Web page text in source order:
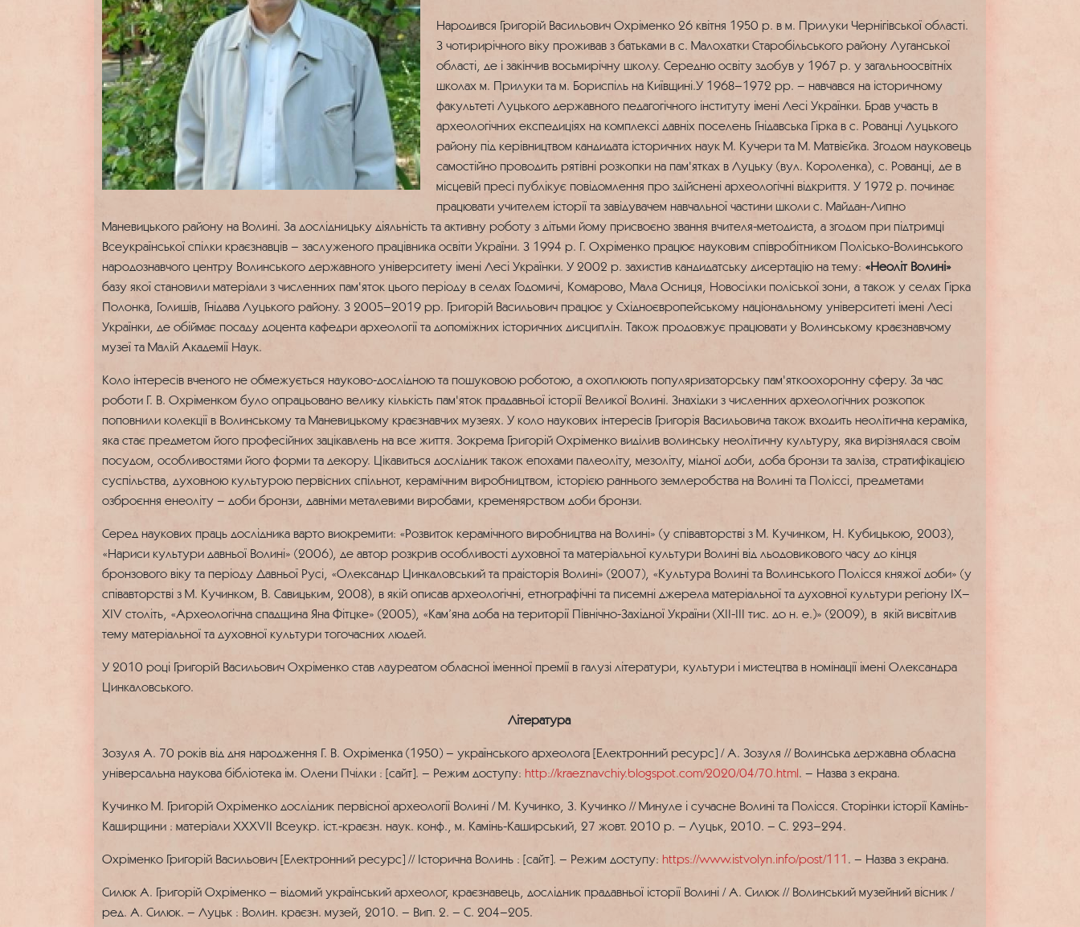
Народився Григорій Васильович Охріменко 26 квітня 1950 р. в м. Прилуки Чернігівської області.
З чотирирічного віку проживав з батьками в с. Малохатки Старобільського району Луганської
області, де і закінчив восьмирічну школу. Середню освіту здобув у 1967 р. у загальноосвітніх
школах м. Прилуки та м. Бориспіль на Київщині.У 1968–1972 рр. – навчався на історичному
факультеті Луцького державного педагогічного інституту імені Лесі Українки. Брав участь в
археологічних експедиціях на комплексі давніх поселень Гнідавська Гірка в с. Рованці Луцького
району під керівництвом кандидата історичних наук М. Кучери та М. Матвієйка. Згодом науковець
самостійно проводить рятівні розкопки на пам'ятках в Луцьку (вул. Короленка), с. Рованці, де в
місцевій пресі публікує повідомлення про здійснені археологічні відкриття. У 1972 р. починає
працювати учителем історії та завідувачем навчальної частини школи с. Майдан-Липно
Маневицького району на Волині. За дослідницьку діяльність та активну роботу з дітьми йому присвоєно звання вчителя-методиста, а згодом при підтримці
Всеукраїнської спілки краєзнавців – заслуженого працівника освіти України. З 1994 р. Г. Охріменко працює науковим співробітником Полісько-Волинського
народознавчого центру Волинського державного університету імені Лесі Українки. У 2002 р. захистив кандидатську дисертацію на тему: «Неоліт Волині»
базу якої становили матеріали з численних пам'яток цього періоду в селах Годомичі, Комарово, Мала Осниця, Новосілки поліської зони, а також у селах Гірка
Полонка, Голишів, Гнідава Луцького району. З 2005–2019 рр. Григорій Васильович працює у Східноєвропейському національному університеті імені Лесі
Українки, де обіймає посаду доцента кафедри археології та допоміжних історичних дисциплін. Також продовжує працювати у Волинському краєзнавчому
музеї та Малій Академії Наук.
Коло інтересів вченого не обмежується науково-дослідною та пошуковою роботою, а охоплюють популяризаторську пам'яткоохоронну сферу. За час
роботи Г. В. Охріменком було опрацьовано велику кількість пам'яток прадавньої історії Великої Волині. Знахідки з численних археологічних розкопок
поповнили колекції в Волинському та Маневицькому краєзнавчих музеях. У коло наукових інтересів Григорія Васильовича також входить неолітична кераміка,
яка стає предметом його професійних зацікавлень на все життя. Зокрема Григорій Охріменко виділив волинську неолітичну культуру, яка вирізнялася своїм
посудом, особливостями його форми та декору. Цікавиться дослідник також епохами палеоліту, мезоліту, мідної доби, доба бронзи та заліза, стратифікацією
суспільства, духовною культурою первісних спільнот, керамічним виробництвом, історією раннього землеробства на Волині та Поліссі, предметами
озброєння енеоліту – доби бронзи, давніми металевими виробами, кременярством доби бронзи.
Серед наукових праць дослідника варто виокремити: «Розвиток керамічного виробництва на Волині» (у співавторстві з М. Кучинком, Н. Кубицькою, 2003),
«Нариси культури давньої Волині» (2006), де автор розкрив особливості духовної та матеріальної культури Волині від льодовикового часу до кінця
бронзового віку та періоду Давньої Русі, «Олександр Цинкаловський та праісторія Волині» (2007), «Культура Волині та Волинського Полісся княжої доби» (у
співавторстві з М. Кучинком, В. Савицьким, 2008), в якій описав археологічні, етнографічні та писемні джерела матеріальної та духовної культури регіону ІХ–
ХІV століть, «Археологічна спадщина Яна Фітцке» (2005), «Кам’яна доба на території Північно-Західної України (ХІІ-ІІІ тис. до н. е.)» (2009), в якій висвітлив
тему матеріальної та духовної культури тогочасних людей.
У 2010 році Григорій Васильович Охріменко став лауреатом обласної іменної премії в галузі літератури, культури і мистецтва в номінації імені Олександра
Цинкаловського.
Література
Зозуля А. 70 років від дня народження Г. В. Охріменка (1950) – українського археолога [Електронний ресурс] / А. Зозуля // Волинська державна обласна
універсальна наукова бібліотека ім. Олени Пчілки : [сайт]. – Режим доступу: http://kraeznavchiy.blogspot.com/2020/04/70.html. – Назва з екрана.
Кучинко М. Григорій Охріменко дослідник первісної археології Волині / М. Кучинко, З. Кучинко // Минуле і сучасне Волині та Полісся. Сторінки історії Камінь-
Каширщини : матеріали ХХXVII Всеукр. іст.-краєзн. наук. конф., м. Камінь-Каширський, 27 жовт. 2010 р. – Луцьк, 2010. – С. 293–294.
Охріменко Григорій Васильович [Електронний ресурс] // Історична Волинь : [сайт]. – Режим доступу: https://www.istvolyn.info/post/111 . – Назва з екрана.
Силюк А. Григорій Охріменко – відомий український археолог, краєзнавець, дослідник прадавньої історії Волині / А. Силюк // Волинський музейний вісник /
ред. А. Силюк. – Луцьк : Волин. краєзн. музей, 2010. – Вип. 2. – С. 204–205.